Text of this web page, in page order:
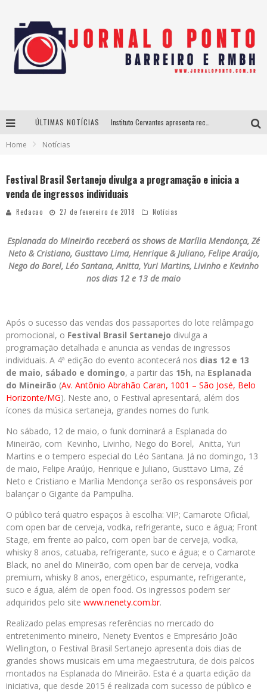
ÚLTIMAS NOTÍCIAS
Home Notícias
Festival Brasil Sertanejo divulga a programação e inicia a
venda de ingressos individuais
Redacao 27 de fevereiro de 2018 Notícias
Esplanada do Mineirão receberá os shows de Marília Mendonça, Zé
Neto & Cristiano, Gusttavo Lima, Henrique & Juliano, Felipe Araújo,
Nego do Borel, Léo Santana, Anitta, Yuri Martins, Livinho e Kevinho
nos dias 12 e 13 de maio
Após o sucesso das vendas dos passaportes do lote relâmpago
promocional, o Festival Brasil Sertanejo divulga a
programação detalhada e anuncia as vendas de ingressos
individuais. A 4ª edição do evento acontecerá nos dias 12 e 13
de maio, sábado e domingo, a partir das 15h, na Esplanada
do Mineirão (Av. Antônio Abrahão Caran, 1001 – São José, Belo
Horizonte/MG). Neste ano, o Festival apresentará, além dos
ícones da música sertaneja, grandes nomes do funk.
No sábado, 12 de maio, o funk dominará a Esplanada do
Mineirão, com Kevinho, Livinho, Nego do Borel, Anitta, Yuri
Martins e o tempero especial do Léo Santana. Já no domingo, 13
de maio, Felipe Araújo, Henrique e Juliano, Gusttavo Lima, Zé
Neto e Cristiano e Marília Mendonça serão os responsáveis por
balançar o Gigante da Pampulha.
O público terá quatro espaços à escolha: VIP; Camarote Oficial,
com open bar de cerveja, vodka, refrigerante, suco e água; Front
Stage, em frente ao palco, com open bar de cerveja, vodka,
whisky 8 anos, catuaba, refrigerante, suco e água; e o Camarote
Black, no anel do Mineirão, com open bar de cerveja, vodka
premium, whisky 8 anos, energético, espumante, refrigerante,
suco e água, além de open food. Os ingressos podem ser
adquiridos pelo site www.nenety.com.br.
Realizado pelas empresas referências no mercado do
entretenimento mineiro, Nenety Eventos e Empresário João
Wellington, o Festival Brasil Sertanejo apresenta dois dias de
grandes shows musicais em uma megaestrutura, de dois palcos
montados na Esplanada do Mineirão. Esta é a quarta edição da
iniciativa, que desde 2015 é realizada com sucesso de público e